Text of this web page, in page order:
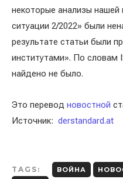
некоторые анализы нашей
ситуации 2/2022» были
результате статьи были
институтами». По словам
найдено не было.
Это перевод новостной
Источник: derstandard.at
TAGS: ВОЙНА